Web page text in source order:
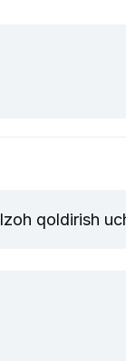
Izoh qoldirish